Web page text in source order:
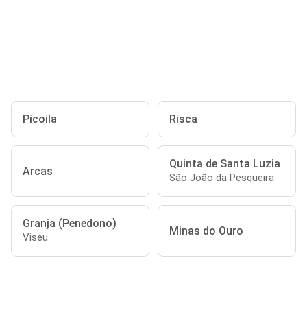
Picoila Risca
Arcas
Quinta de Santa Luzia
São João da Pesqueira
Granja (Penedono)
Viseu Minas do Ouro